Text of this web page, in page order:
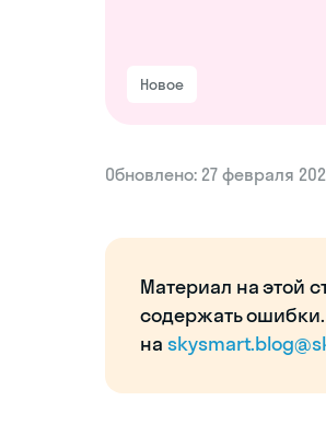
Новое
Обновлено: 27 февраля
Материал на этой
содержать
на